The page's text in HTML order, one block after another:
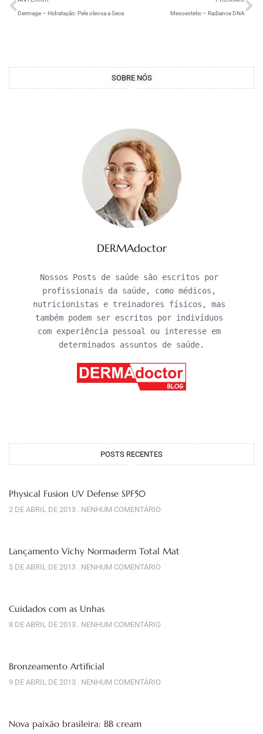
Dermage – Hidratação: Pele oleosa a Seca Mesoestetic – Radiance DNA
SOBRE NÓS
DERMAdoctor
Nossos Posts de saúde são escritos por
profissionais da saúde, como médicos,
nutricionistas e treinadores físicos, mas
também podem ser escritos por indivíduos
com experiência pessoal ou interesse em
determinados assuntos de saúde.
POSTS RECENTES
Physical Fusion UV Defense SPF50
2 DE ABRIL DE 2013 NENHUM COMENTÁRIO
Lançamento Vichy Normaderm Total Mat
5 DE ABRIL DE 2013 NENHUM COMENTÁRIO
Cuidados com as Unhas
8 DE ABRIL DE 2013 NENHUM COMENTÁRIO
Bronzeamento Artificial
9 DE ABRIL DE 2013 NENHUM COMENTÁRIO
Nova paixão brasileira: BB cream